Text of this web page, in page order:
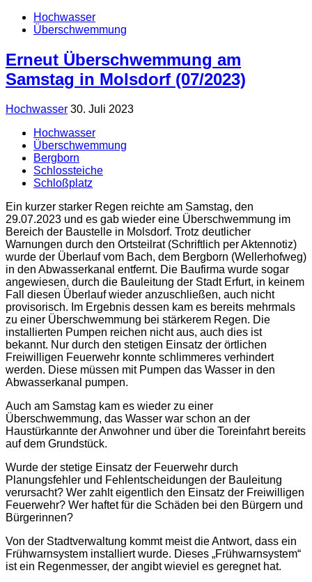
Hochwasser
Überschwemmung
Erneut Überschwemmung am
Samstag in Molsdorf (07/2023)
Hochwasser 30. Juli 2023
Hochwasser
Überschwemmung
Bergborn
Schlossteiche
Schloßplatz
Ein kurzer starker Regen reichte am Samstag, den
29.07.2023 und es gab wieder eine Überschwemmung im
Bereich der Baustelle in Molsdorf. Trotz deutlicher
Warnungen durch den Ortsteilrat (Schriftlich per Aktennotiz)
wurde der Überlauf vom Bach, dem Bergborn (Wellerhofweg)
in den Abwasserkanal entfernt. Die Baufirma wurde sogar
angewiesen, durch die Bauleitung der Stadt Erfurt, in keinem
Fall diesen Überlauf wieder anzuschließen, auch nicht
provisorisch. Im Ergebnis dessen kam es bereits mehrmals
zu einer Überschwemmung bei stärkerem Regen. Die
installierten Pumpen reichen nicht aus, auch dies ist
bekannt. Nur durch den stetigen Einsatz der örtlichen
Freiwilligen Feuerwehr konnte schlimmeres verhindert
werden. Diese müssen mit Pumpen das Wasser in den
Abwasserkanal pumpen.
Auch am Samstag kam es wieder zu einer
Überschwemmung, das Wasser war schon an der
Haustürkannte der Anwohner und über die Toreinfahrt bereits
auf dem Grundstück.
Wurde der stetige Einsatz der Feuerwehr durch
Planungsfehler und Fehlentscheidungen der Bauleitung
verursacht? Wer zahlt eigentlich den Einsatz der Freiwilligen
Feuerwehr? Wer haftet für die Schäden bei den Bürgern und
Bürgerinnen?
Von der Stadtverwaltung kommt meist die Antwort, dass ein
Frühwarnsystem installiert wurde. Dieses „Frühwarnsystem“
ist ein Regenmesser, der angibt wieviel es geregnet hat.